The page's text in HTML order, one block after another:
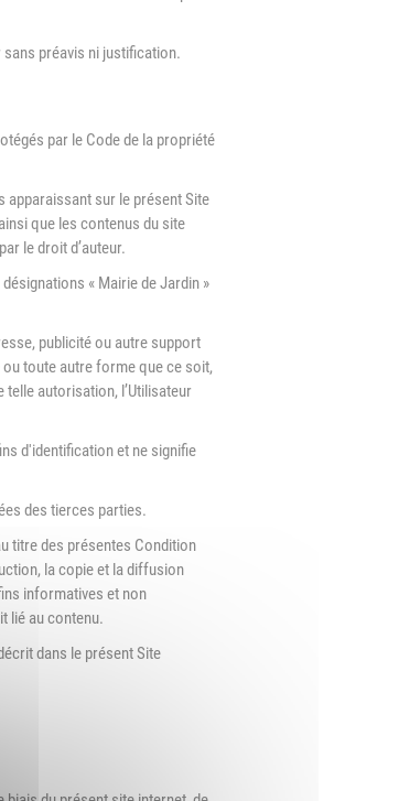
sans préavis ni justification.
par le Code de la propriété
apparaissant sur le présent Site
que les contenus du site
le droit d’auteur.
« Mairie de Jardin »
publicité ou autre support
toute autre forme que ce soit,
autorisation, l’Utilisateur
d'identification et ne signifie
des tierces parties.
titre des présentes Condition
la copie et la diffusion
informatives et non
lié au contenu.
dans le présent Site